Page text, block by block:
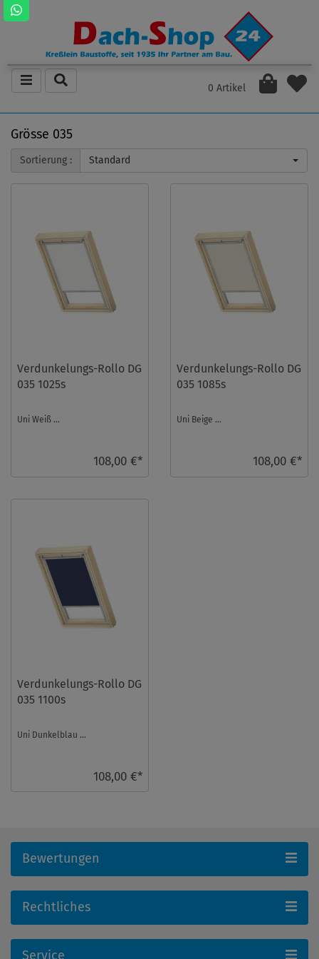
0 Artikel
Grösse 035
Sortierung : Standard
Verdunkelungs-Rollo DG
035 1025s
Uni Weiß ...
108,00 €*
Verdunkelungs-Rollo DG
035 1085s
Uni Beige ...
108,00 €*
Verdunkelungs-Rollo DG
035 1100s
Uni Dunkelblau ...
108,00 €*
Bewertungen
Rechtliches
Service